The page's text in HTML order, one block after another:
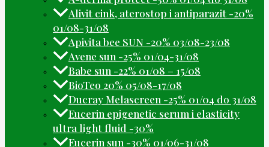
Alivit cink, aterostop i antiparazit -20%
01/08-31/08
Apivita bee SUN -20% 03/08-23/08
Avene sun -25% 01/04-31/08
Babe sun -22% 01/08 – 15/08
BioTeo 20% 05/08-17/08
Ducray Melascreen -25% 01/04 do 31/08
Eucerin epigenetic serum i elasticity
ultra light fluid -30%
Eucerin sun -30% 01/06-31/08